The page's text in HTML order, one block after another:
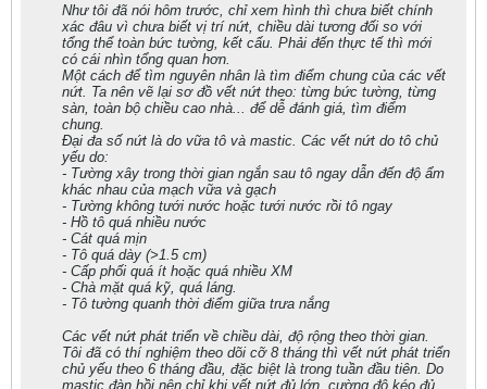
Như tôi đã nói hôm trước, chỉ xem hình thì chưa biết chính
xác đâu vì chưa biết vị trí nứt, chiều dài tương đối so với
tổng thể toàn bức tường, kết cấu. Phải đến thực tế thì mới
có cái nhìn tổng quan hơn.
Một cách để tìm nguyên nhân là tìm điểm chung của các vết
nứt. Ta nên vẽ lại sơ đồ vết nứt theo: từng bức tường, từng
sàn, toàn bộ chiều cao nhà... để dễ đánh giá, tìm điểm
chung.
Đại đa số nứt là do vữa tô và mastic. Các vết nứt do tô chủ
yếu do:
- Tường xây trong thời gian ngắn sau tô ngay dẫn đến độ ẩm
khác nhau của mạch vữa và gạch
- Tường không tưới nước hoặc tưới nước rồi tô ngay
- Hồ tô quá nhiều nước
- Cát quá mịn
- Tô quá dày (>1.5 cm)
- Cấp phối quá ít hoặc quá nhiều XM
- Chà mặt quá kỹ, quá láng.
- Tô tường quanh thời điểm giữa trưa nắng
Các vết nứt phát triển về chiều dài, độ rộng theo thời gian.
Tôi đã có thí nghiệm theo dõi cỡ 8 tháng thì vết nứt phát triển
chủ yếu theo 6 tháng đầu, đặc biệt là trong tuần đầu tiên. Do
mastic đàn hồi nên chỉ khi vết nứt đủ lớn, cường độ kéo đủ